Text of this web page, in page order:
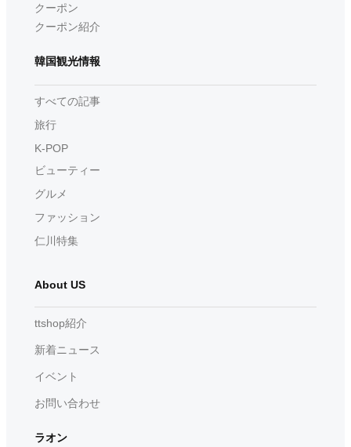
クーポン
クーポン紹介
韓国観光情報
すべての記事
旅行
K-POP
ビューティー
グルメ
ファッション
仁川特集
About US
ttshop紹介
新着ニュース
イベント
お問い合わせ
ラオン